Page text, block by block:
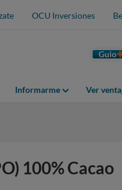
OCU Inversiones
Guio
Informarme Ver
100% Cacao